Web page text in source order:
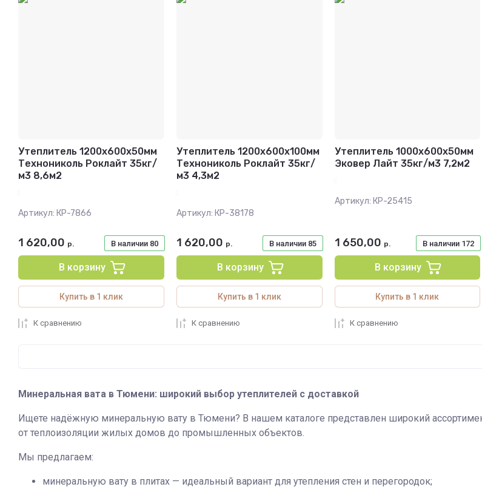
Утеплитель 1200х600х50мм
Технониколь Роклайт 35кг/
м3 8,6м2
Артикул: КР-7866
В наличии 80
1 620,00 р.
В корзину
Купить в 1 клик
К сравнению
Утеплитель 1200х600х100мм
Технониколь Роклайт 35кг/
м3 4,3м2
Артикул: КР-38178
В наличии 85
1 620,00 р.
В корзину
Купить в 1 клик
К сравнению
Утеплитель 1000x600x50мм
Эковер Лайт 35кг/м3 7,2м2
Артикул: КР-25415
В наличии 172
1 650,00 р.
В корзину
Купить в 1 клик
К сравнению
Минеральная вата в Тюмени: широкий выбор утеплителей с доставкой
Ищете надёжную минеральную вату в Тюмени? В нашем каталоге представлен широкий
от теплоизоляции жилых домов до промышленных объектов.
Мы предлагаем:
минеральную вату в плитах — идеальный вариант для утепления стен и перегородок;